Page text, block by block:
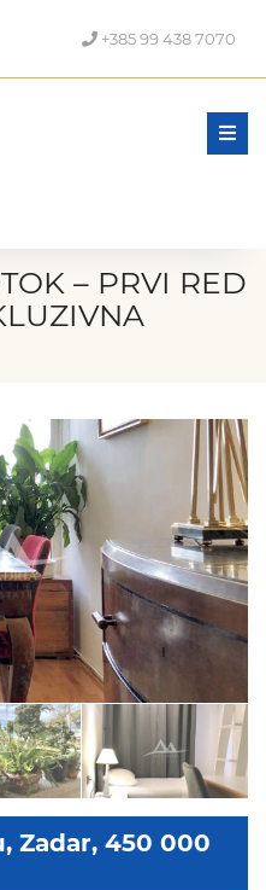
+385 99 438 7070
– PRVI RED
Zadar, 450 000